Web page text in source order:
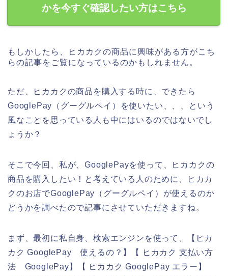
かを今すぐ確認したい方はこちら
もしかしたら、ヒカカクの商品に興味がある方がこち
らの記事をご覧になっているのかもしれません。
ただ、ヒカカクの商品を購入する時に、できたら
GooglePay（グーグルペイ）を使いたい、、、という
風なことを思っている人も中にはいるのではないでし
ょうか？
そこで今回、私が、GooglePayを使って、ヒカカクの
商品を購入したい！と考えている人のために、ヒカカ
クのお店でGooglePay（グーグルペイ）が使えるのか
どうかを調べたので記事にさせていただきますね。
まず、最初に私自身、検索エンジンを使って、【ヒカ
カク GooglePay 使えるの？】【 ヒカカク 支払い方
法 GooglePay】【 ヒカカク GooglePay エラー】